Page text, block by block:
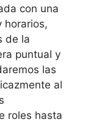
con una
horarios,
de la
puntual y
las
al
roles hasta